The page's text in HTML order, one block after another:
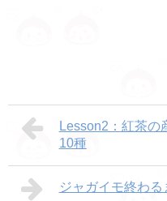
Lesson2：紅茶の
10種
ジャガイモ終わる